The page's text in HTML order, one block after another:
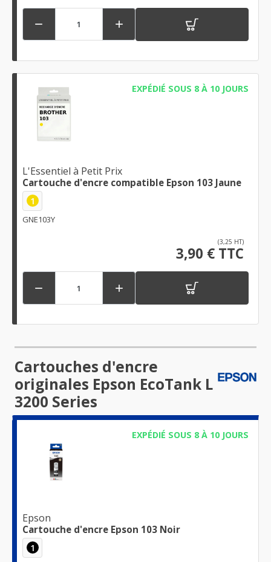
 
EXPÉDIÉ SOUS 8 À 10 JOURS
L'Essentiel à Petit Prix
Cartouche d'encre compatible Epson 103 Jaune
1
GNE103Y
(3,25 HT)
3,90 € TTC
 
Cartouches d'encre
originales Epson EcoTank L
3200 Series
EXPÉDIÉ SOUS 8 À 10 JOURS
Epson
Cartouche d'encre Epson 103 Noir
1